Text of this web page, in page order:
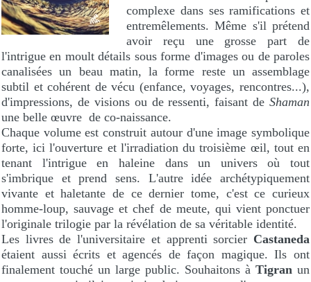
complexe dans ses ramifications et
entremêlements. Même s'il prétend
avoir reçu une grosse part de
l'intrigue en moult détails sous forme d'images ou de paroles
canalisées un beau matin, la forme reste un assemblage
subtil et cohérent de vécu (enfance, voyages, rencontres...),
d'impressions, de visions ou de ressenti, faisant de Shaman
une belle œuvre de co-naissance.
Chaque volume est construit autour d'une image symbolique
forte, ici l'ouverture et l'irradiation du troisième œil, tout en
tenant l'intrigue en haleine dans un univers où tout
s'imbrique et prend sens. L'autre idée archétypiquement
vivante et haletante de ce dernier tome, c'est ce curieux
homme-loup, sauvage et chef de meute, qui vient ponctuer
l'originale trilogie par la révélation de sa véritable identité.
Les livres de l'universitaire et apprenti sorcier Castaneda
étaient aussi écrits et agencés de façon magique. Ils ont
finalement touché un large public. Souhaitons à Tigran un